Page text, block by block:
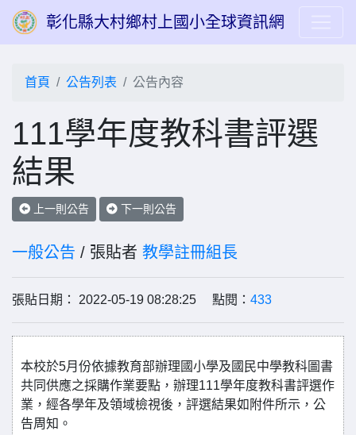
彰化縣大村鄉村上國小全球資訊網
首頁 公告列表 公告內容
111學年度教科書評選
結果
上一則公告 下一則公告
一般公告 / 張貼者 教學註冊組長
張貼日期： 2022-05-19 08:28:25 點閱： 433
本校於5月份依據教育部辦理國小學及國民中學教科圖書
共同供應之採購作業要點，辦理111學年度教科書評選作
業，經各學年及領域檢視後，評選結果如附件所示，公
告周知。